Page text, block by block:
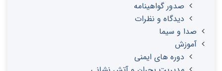
صدور گواهینامه
دیدگاه و نظرات
صدا و سیما
آموزش
دوره های ایمنی